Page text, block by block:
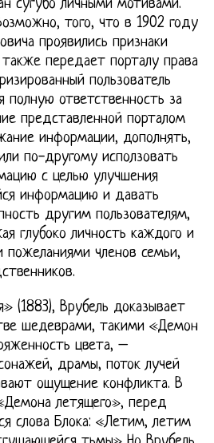
сугубо личными мотивами.
того, что в 1902 году
проявились признаки
передает порталу права
пользователь
полную ответственность за
представленной порталом
информации, дополнять,
по-другому исползовать
с целью улучшения
информацию и давать
другим пользователям,
глубоко личность каждого и
пожеланиями членов семьи,
(1883), Врубель доказывает
шедеврами, такими «Демон
цвета, –
драмы, поток лучей
ощущение конфликта. В
летящего», перед
слова Блока: «Летим, летим